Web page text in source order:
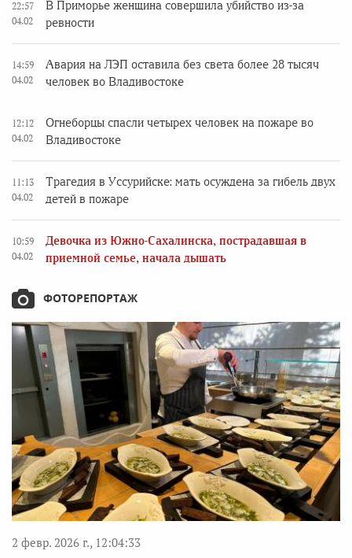
22:57
04.02
В Приморье женщина совершила убийство из-за
ревности
14:59
04.02
Авария на ЛЭП оставила без света более 28 тысяч
человек во Владивостоке
12:12
04.02
Огнеборцы спасли четырех человек на пожаре во
Владивостоке
11:13
04.02
Трагедия в Уссурийске: мать осуждена за гибель двух
детей в пожаре
10:59
04.02
Девочка из Южно-Сахалинска, пострадавшая в
приемной семье, начала дышать
ФОТОРЕПОРТАЖ
2 февр. 2026 г., 12:04:33